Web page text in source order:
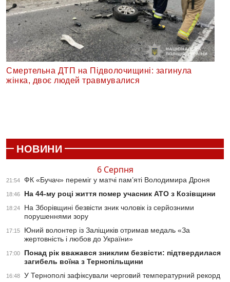
Смертельна ДТП на Підволочищині: загинула
жінка, двоє людей травмувалися
НОВИНИ
6 Серпня
21:54 ФК «Бучач» переміг у матчі пам’яті Володимира Дроня
18:46 На 44-му році життя помер учасник АТО з Козівщини
18:24
На Зборівщині безвісти зник чоловік із серйозними
порушеннями зору
17:15
Юний волонтер із Заліщиків отримав медаль «За
жертовність і любов до України»
17:00
Понад рік вважався зниклим безвісти: підтвердилася
загибель воїна з Тернопільщини
16:48 У Тернополі зафіксували черговий температурний рекорд